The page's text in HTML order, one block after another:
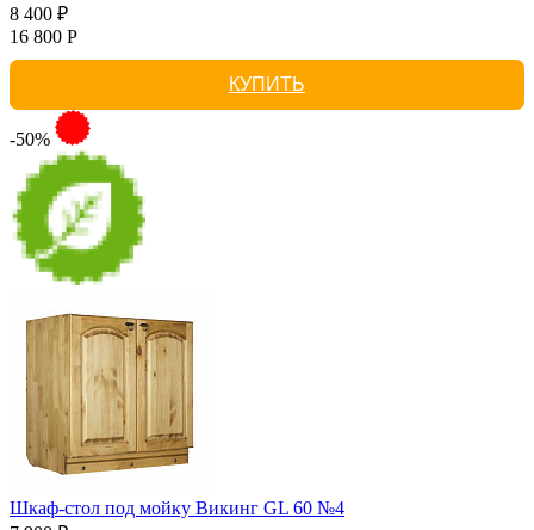
8 400 ₽
16 800 Р
КУПИТЬ
-50%
Шкаф-стол под мойку Викинг GL 60 №4